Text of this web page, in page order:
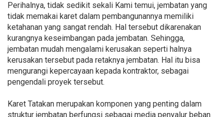
Perihalnya, tidak sedikit sekali Kami temui, jembatan yang
tidak memakai karet dalam pembangunannya memiliki
ketahanan yang sangat rendah. Hal tersebut dikarenakan
kurangnya keseimbangan pada jembatan. Sehingga,
jembatan mudah mengalami kerusakan seperti halnya
kerusakan tersebut pada retaknya jembatan. Hal itu bisa
mengurangi kepercayaan kepada kontraktor, sebagai
pengendali proyek tersebut.
Karet Tatakan merupakan komponen yang penting dalam
struktur jembatan berfungsi sebagai media penyalur beban